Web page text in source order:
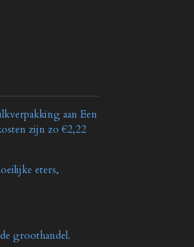
aan Een
zijn zo €2,22
eters,
groothandel.